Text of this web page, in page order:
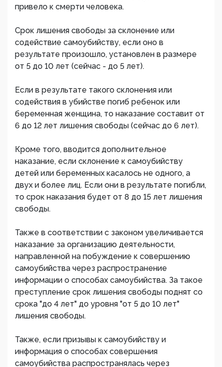
привело к смерти человека.
Срок лишения свободы за склонение или
содействие самоубийству, если оно в
результате произошло, установлен в размере
от 5 до 10 лет (сейчас - до 5 лет).
Если в результате такого склонения или
содействия в убийстве погиб ребенок или
беременная женщина, то наказание составит от
6 до 12 лет лишения свободы (сейчас до 6 лет).
Кроме того, вводится дополнительное
наказание, если склонение к самоубийству
детей или беременных касалось не одного, а
двух и более лиц. Если они в результате погибли,
то срок наказания будет от 8 до 15 лет лишения
свободы.
Также в соответствии с законом увеличивается
наказание за организацию деятельности,
направленной на побуждение к совершению
самоубийства через распространение
информации о способах самоубийства. За такое
преступление срок лишения свободы поднят со
срока "до 4 лет" до уровня "от 5 до 10 лет"
лишения свободы.
Также, если призывы к самоубийству и
информация о способах совершения
самоубийства распространялась через